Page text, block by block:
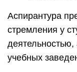
Аспирантура
стремления у
учебных